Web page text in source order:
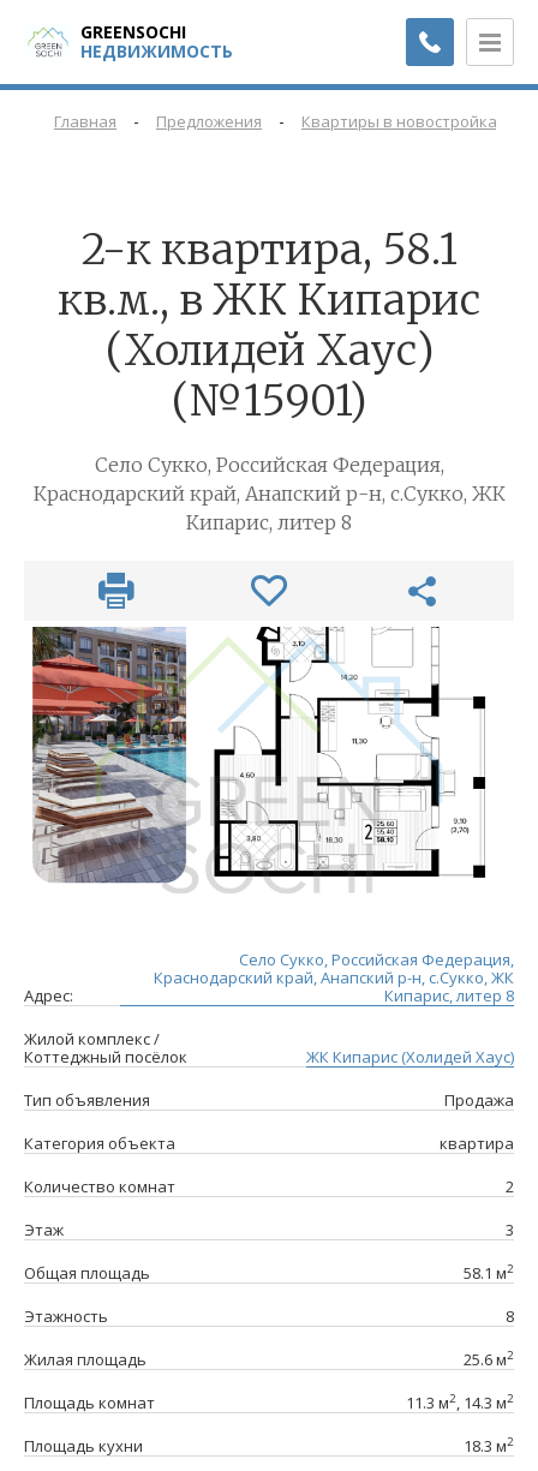
GREENSOCHI
НЕДВИЖИМОСТЬ
Главная - Предложения - Квартиры в новостройках
2-к квартира, 58.1
кв.м., в ЖК Кипарис
(Холидей Хаус)
(№15901)
Село Сукко, Российская Федерация,
Краснодарский край, Анапский р-н, с.Сукко, ЖК
Кипарис, литер 8
Адрес:
Село Сукко, Российская Федерация,
Краснодарский край, Анапский р-н, с.Сукко, ЖК
Кипарис, литер 8
Жилой комплекс /
Коттеджный посёлок
ЖК Кипарис (Холидей Хаус)
Тип объявления
Продажа
Категория объекта
квартира
Количество комнат
2
Этаж
3
Общая площадь
58.1 м2
Этажность
8
Жилая площадь
25.6 м2
Площадь комнат 11.3 м2, 14.3 м2
Площадь кухни 18.3 м2